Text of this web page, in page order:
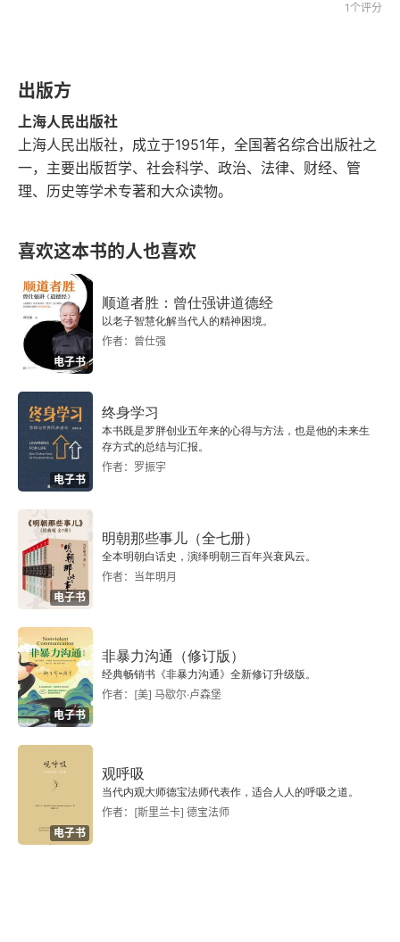
十 论强力在宗教事务中的必要性
关于宽容问题的第四封信
1个评分
出版方
上海人民出版社
上海人民出版社，成立于1951年，全国著名综合出版社之
一，主要出版哲学、社会科学、政治、法律、财经、管
理、历史等学术专著和大众读物。
喜欢这本书的人也喜欢
电子书
顺道者胜：曾仕强讲道德经
以老子智慧化解当代人的精神困境。
作者：曾仕强
电子书
终身学习
本书既是罗胖创业五年来的心得与方法，也是他的未来生
存方式的总结与汇报。
作者：罗振宇
电子书
明朝那些事儿（全七册）
全本明朝白话史，演绎明朝三百年兴衰风云。
作者：当年明月
电子书
非暴力沟通（修订版）
经典畅销书《非暴力沟通》全新修订升级版。
作者：[美] 马歇尔·卢森堡
电子书
观呼吸
当代内观大师德宝法师代表作，适合人人的呼吸之道。
作者：[斯里兰卡] 德宝法师